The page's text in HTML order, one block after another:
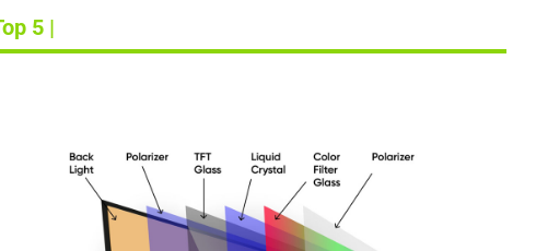
5 |